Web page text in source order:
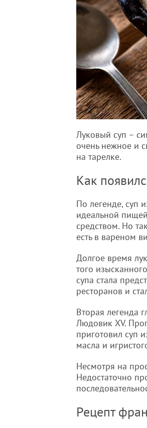
Луковый суп –
очень нежное и
на тарелке.
Как
По легенде, суп
идеальной
средством. Но
есть в вареном
Долгое время
того
супа стала
ресторанов и
Вторая легенда
Людовик XV.
приготовил суп
масла и
Несмотря на
Недостаточно
Рецепт